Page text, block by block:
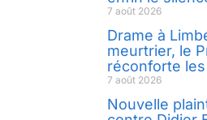
7 août 2026
Drame à
meurtrier, le
réconforte
7 août 2026
Nouvelle